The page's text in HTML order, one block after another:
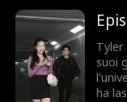
Tyler
suoi
ha